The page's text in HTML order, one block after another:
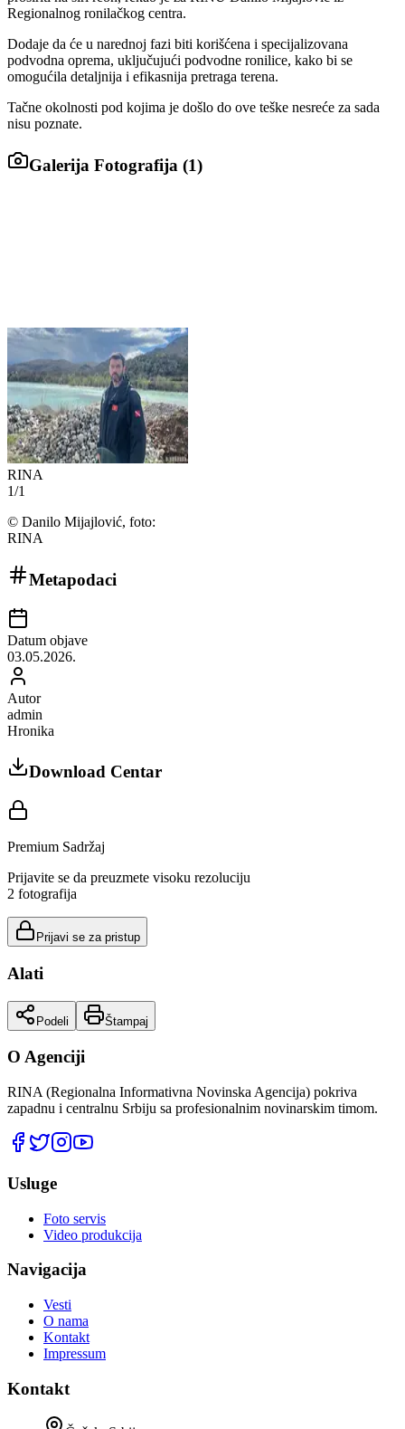
Regionalnog ronilačkog centra.
Dodaje da će u narednoj fazi biti korišćena i specijalizovana
podvodna oprema, uključujući podvodne ronilice, kako bi se
omogućila detaljnija i efikasnija pretraga terena.
Tačne okolnosti pod kojima je došlo do ove teške nesreće za sada
nisu poznate.
Galerija Fotografija (1)
RINA
1/1
© Danilo Mijajlović, foto:
RINA
Metapodaci
Datum objave
03.05.2026.
Autor
admin
Hronika
Download Centar
Premium Sadržaj
Prijavite se da preuzmete visoku rezoluciju
2 fotografija
Prijavi se za pristup
Alati
Podeli Štampaj
O Agenciji
RINA (Regionalna Informativna Novinska Agencija) pokriva
zapadnu i centralnu Srbiju sa profesionalnim novinarskim timom.
Usluge
Foto servis
Video produkcija
Navigacija
Vesti
O nama
Kontakt
Impressum
Kontakt